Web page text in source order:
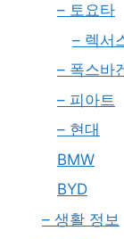
– 토요타
– 렉서
– 폭스바
– 피아트
– 현대
BMW
BYD
– 생활 정보